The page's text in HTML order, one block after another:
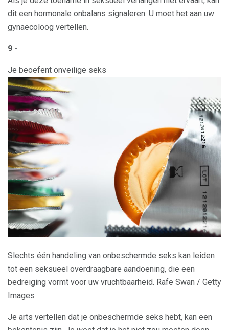
dit een hormonale onbalans signaleren. U moet het aan uw
gynaecoloog vertellen.
9 -
Je beoefent onveilige seks
Slechts één handeling van onbeschermde seks kan leiden
tot een seksueel overdraagbare aandoening, die een
bedreiging vormt voor uw vruchtbaarheid. Rafe Swan / Getty
Images
Je arts vertellen dat je onbeschermde seks hebt, kan een